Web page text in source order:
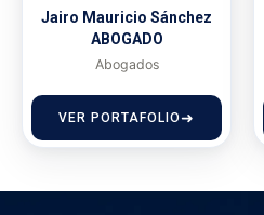
Jairo Mauricio Sánchez
ABOGADO
Abogados
VER PORTAFOLIO